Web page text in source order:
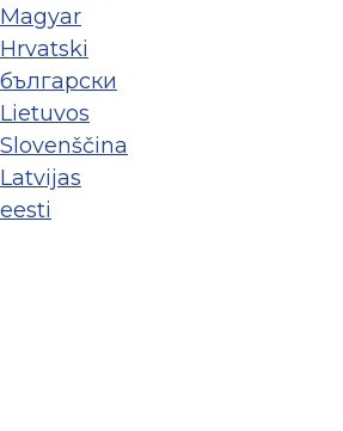
Magyar
Hrvatski
български
Lietuvos
Slovenščina
Latvijas
eesti